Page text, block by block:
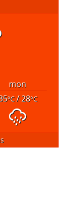
mon
°C/ 28°C